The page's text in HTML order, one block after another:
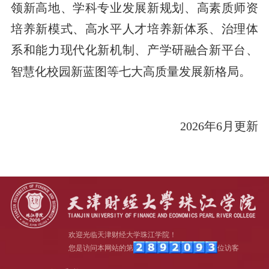
领新高地、学科专业发展新规划 、 高素质师资
培养新模式、 高水平人才培养新体系、 治理体
系和能力现代化新机制 、 产学研融合新平台 、
智慧化校园新蓝图等七大高质量发展新格局。
2026年6月更新
欢迎光临天津财经大学珠江学院！
您是访问本网站的第
位访客